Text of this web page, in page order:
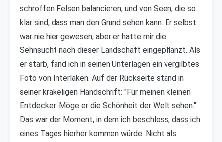
schroffen Felsen balancieren, und von Seen, die so
klar sind, dass man den Grund sehen kann. Er selbst
war nie hier gewesen, aber er hatte mir die
Sehnsucht nach dieser Landschaft eingepflanzt. Als
er starb, fand ich in seinen Unterlagen ein vergilbtes
Foto von Interlaken. Auf der Rückseite stand in
seiner krakeligen Handschrift: "Für meinen kleinen
Entdecker. Möge er die Schönheit der Welt sehen."
Das war der Moment, in dem ich beschloss, dass ich
eines Tages hierher kommen würde. Nicht als